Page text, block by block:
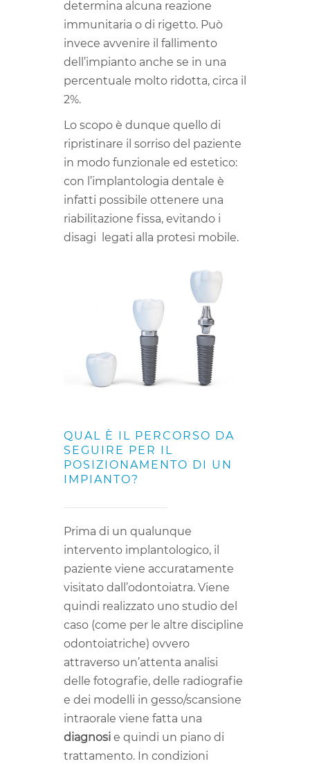
determina alcuna reazione
immunitaria o di rigetto. Può
invece avvenire il fallimento
dell’impianto anche se in una
percentuale molto ridotta, circa il
2%.
Lo scopo è dunque quello di
ripristinare il sorriso del paziente
in modo funzionale ed estetico:
con l’implantologia dentale è
infatti possibile ottenere una
riabilitazione fissa, evitando i
disagi legati alla protesi mobile.
QUAL È IL PERCORSO DA
SEGUIRE PER IL
POSIZIONAMENTO DI UN
IMPIANTO?
Prima di un qualunque
intervento implantologico, il
paziente viene accuratamente
visitato dall’odontoiatra. Viene
quindi realizzato uno studio del
caso (come per le altre discipline
odontoiatriche) ovvero
attraverso un’attenta analisi
delle fotografie, delle radiografie
e dei modelli in gesso/scansione
intraorale viene fatta una
diagnosie quindi un piano di
trattamento. In condizioni